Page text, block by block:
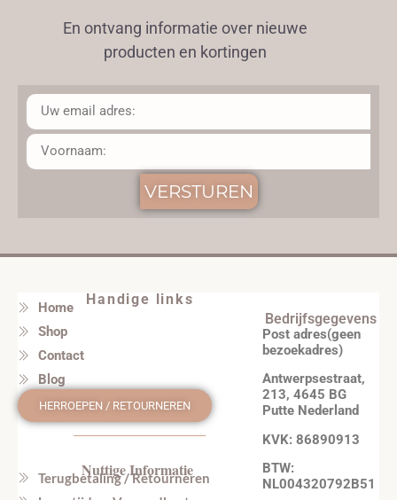
En ontvang informatie over nieuwe
producten en kortingen
VERSTUREN
Handige links
Home
Shop
Contact
Blog
HERROEPEN / RETOURNEREN
Nuttige Informatie
Terugbetaling / Retourneren
Bedrijfsgegevens
Post adres(geen
bezoekadres)
Antwerpsestraat,
213, 4645 BG
Putte Nederland
KVK: 86890913
BTW:
NL004320792B51